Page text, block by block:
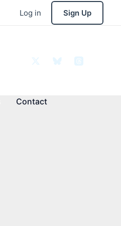
Log in Sign Up
Contact